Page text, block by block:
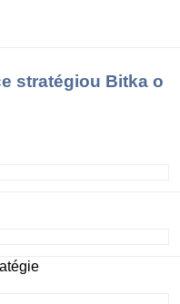
stratégiou Bitka o